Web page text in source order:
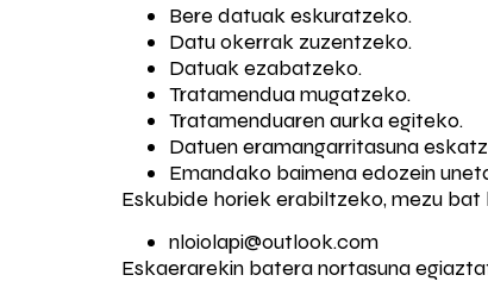
Bere datuak eskuratzeko.
Datu okerrak zuzentzeko.
Datuak ezabatzeko.
Tratamendua mugatzeko.
Tratamenduaren aurka egiteko.
Datuen eramangarritasuna
Emandako baimena edozein
Eskubide horiek erabiltzeko, mezu
nloiolapi@outlook.com
Eskaerarekin batera nortasuna